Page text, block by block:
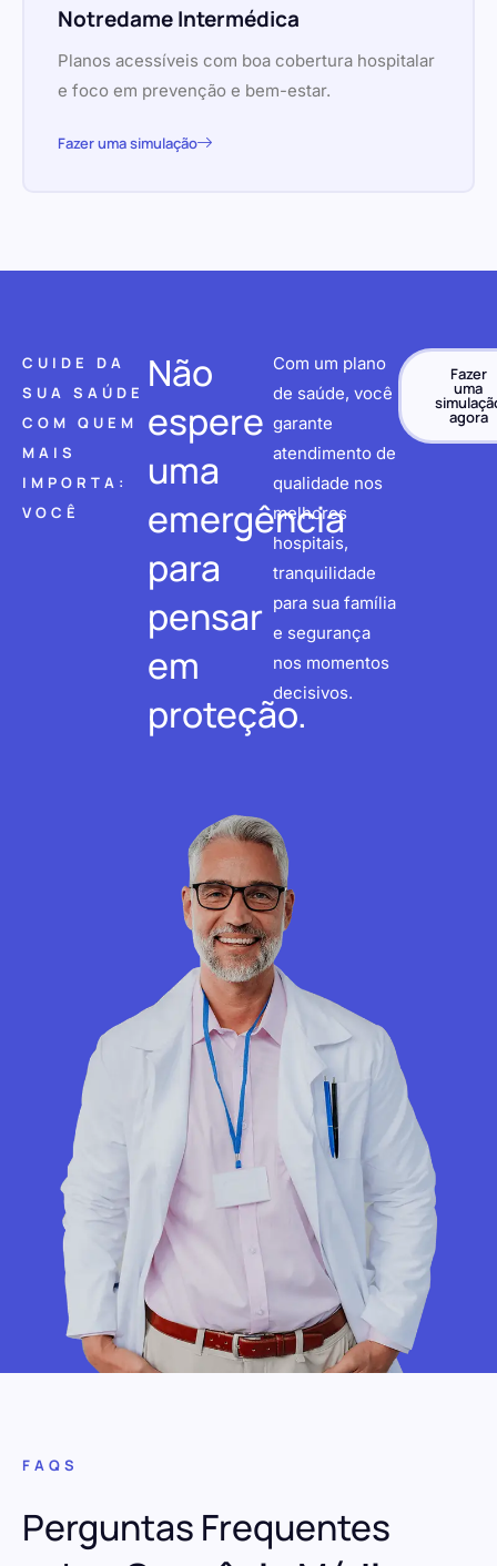
Notredame Intermédica
Planos acessíveis com boa cobertura hospitalar
e foco em prevenção e bem-estar.
Fazer uma simulação
CUIDE DA
SUA SAÚDE
COM QUEM
MAIS
IMPORTA:
VOCÊ
Não
espere
uma
emergência
para
pensar
em
proteção.
Com um plano
de saúde, você
garante
atendimento de
qualidade nos
melhores
hospitais,
tranquilidade
para sua família
e segurança
nos momentos
decisivos.
Fazer
uma
agora
FAQS
Perguntas Frequentes